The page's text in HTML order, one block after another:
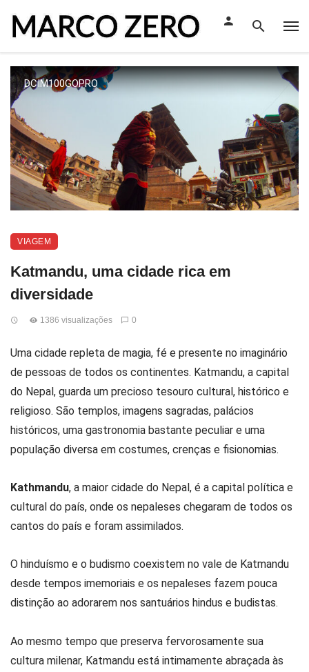
DCIM100GOPRO
VIAGEM
Katmandu, uma cidade rica em
diversidade
1386 visualizações 0
Uma cidade repleta de magia, fé e presente no imaginário
de pessoas de todos os continentes. Katmandu, a capital
do Nepal, guarda um precioso tesouro cultural, histórico e
religioso. São templos, imagens sagradas, palácios
históricos, uma gastronomia bastante peculiar e uma
população diversa em costumes, crenças e fisionomias.
Kathmandu, a maior cidade do Nepal, é a capital política e
cultural do país, onde os nepaleses chegaram de todos os
cantos do país e foram assimilados.
O hinduísmo e o budismo coexistem no vale de Katmandu
desde tempos imemoriais e os nepaleses fazem pouca
distinção ao adorarem nos santuários hindus e budistas.
Ao mesmo tempo que preserva fervorosamente sua
cultura milenar, Katmandu está intimamente abraçada às